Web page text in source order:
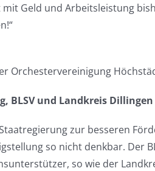
Geld und Arbeitsleistung
Orchestervereinigung
BLSV und Landkreis Dillingen
zur besseren
so nicht denkbar. Der
so wie der